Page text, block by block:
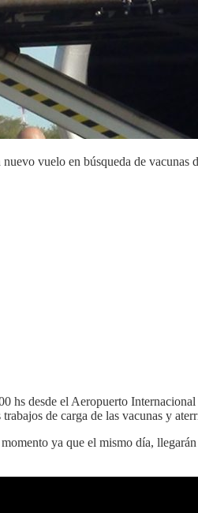
vuelo en búsqueda de
hs desde el Aeropuerto
de carga de las vacunas y
ya que el mismo día,